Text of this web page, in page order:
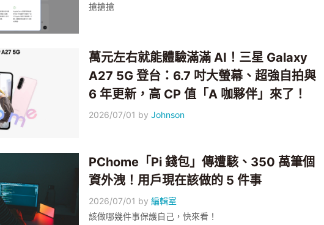
搶搶搶
萬元左右就能體驗滿滿 AI！三星 Galaxy
A27 5G 登台：6.7 吋大螢幕、超強自拍與
6 年更新，高 CP 值「A 咖夥伴」來了！
2026/07/01 byJohnson
PChome「Pi 錢包」傳遭駭、350 萬筆個
資外洩！用戶現在該做的 5 件事
2026/07/01 by編輯室
該做哪幾件事保護自己，快來看！